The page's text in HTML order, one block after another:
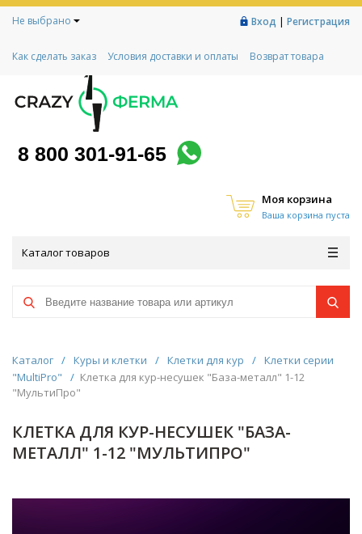
Не выбрано Вход | Регистрация
Как сделать заказ Условия доставки и оплаты
Возврат товара
Контакты
Социальный контракт
Любимая ферма
8 800 301-91-65
Моя корзина
Ваша корзина пуста
Каталог товаров
Каталог / Куры и клетки / Клетки для кур / Клетки серии
"MultiPro"
/ Клетка для кур-несушек "База-металл" 1-12
"МультиПро"
КЛЕТКА ДЛЯ КУР-НЕСУШЕК "БАЗА-
МЕТАЛЛ" 1-12 "МУЛЬТИПРО"